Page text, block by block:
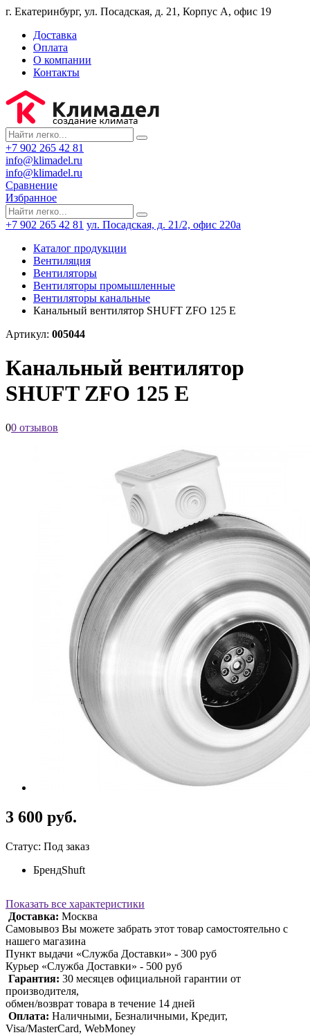
г. Екатеринбург, ул. Посадская, д. 21, Корпус А, офис 19
Доставка
Оплата
О компании
Контакты
+7 902 265 42 81
info@klimadel.ru
info@klimadel.ru
Сравнение
Избранное
+7 902 265 42 81 ул. Посадская, д. 21/2, офис 220а
Каталог продукции
Вентиляция
Вентиляторы
Вентиляторы промышленные
Вентиляторы канальные
Канальный вентилятор SHUFT ZFO 125 E
Артикул: 005044
Канальный вентилятор
SHUFT ZFO 125 E
00 отзывов
3 600 руб.
Статус: Под заказ
БрендShuft
Показать все характеристики
Доставка: Москва
Самовывоз Вы можете забрать этот товар самостоятельно с
нашего магазина
Пункт выдачи «Служба Доставки» - 300 руб
Курьер «Служба Доставки» - 500 руб
Гарантия: 30 месяцев официальной гарантии от
производителя,
обмен/возврат товара в течение 14 дней
Оплата: Наличными, Безналичными, Кредит,
Visa/MasterCard, WebMoney